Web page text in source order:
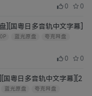
0 0
][国粤日多音轨中文字幕]
蓝光原盘
夸克网盘
0 0
国粤日多音轨中文字幕][2
蓝光原盘
夸克网盘